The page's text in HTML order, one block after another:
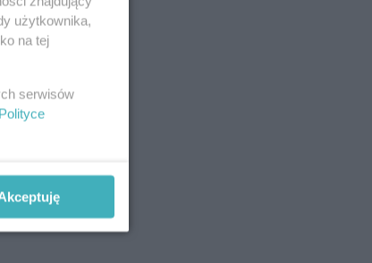
użytkownika,
na tej
serwisów
Polityce